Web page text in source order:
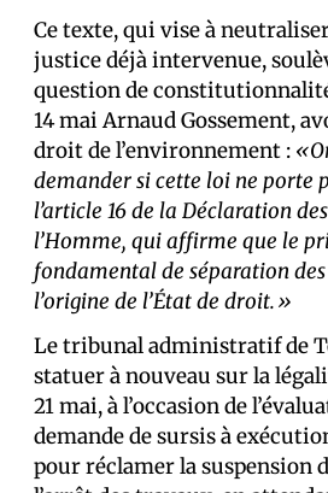
Ce texte, qui vise à
justice déjà intervenue,
question de
14 mai Arnaud Gossement,
droit de l’environnement :
demander si cette loi ne porte
l’article 16 de la Déclaration
l’Homme, qui affirme que le
fondamental de séparation
l’origine de l’État de droit.»
Le tribunal administratif de
statuer à nouveau sur la
21 mai, à l’occasion de
demande de sursis à
pour réclamer la suspension